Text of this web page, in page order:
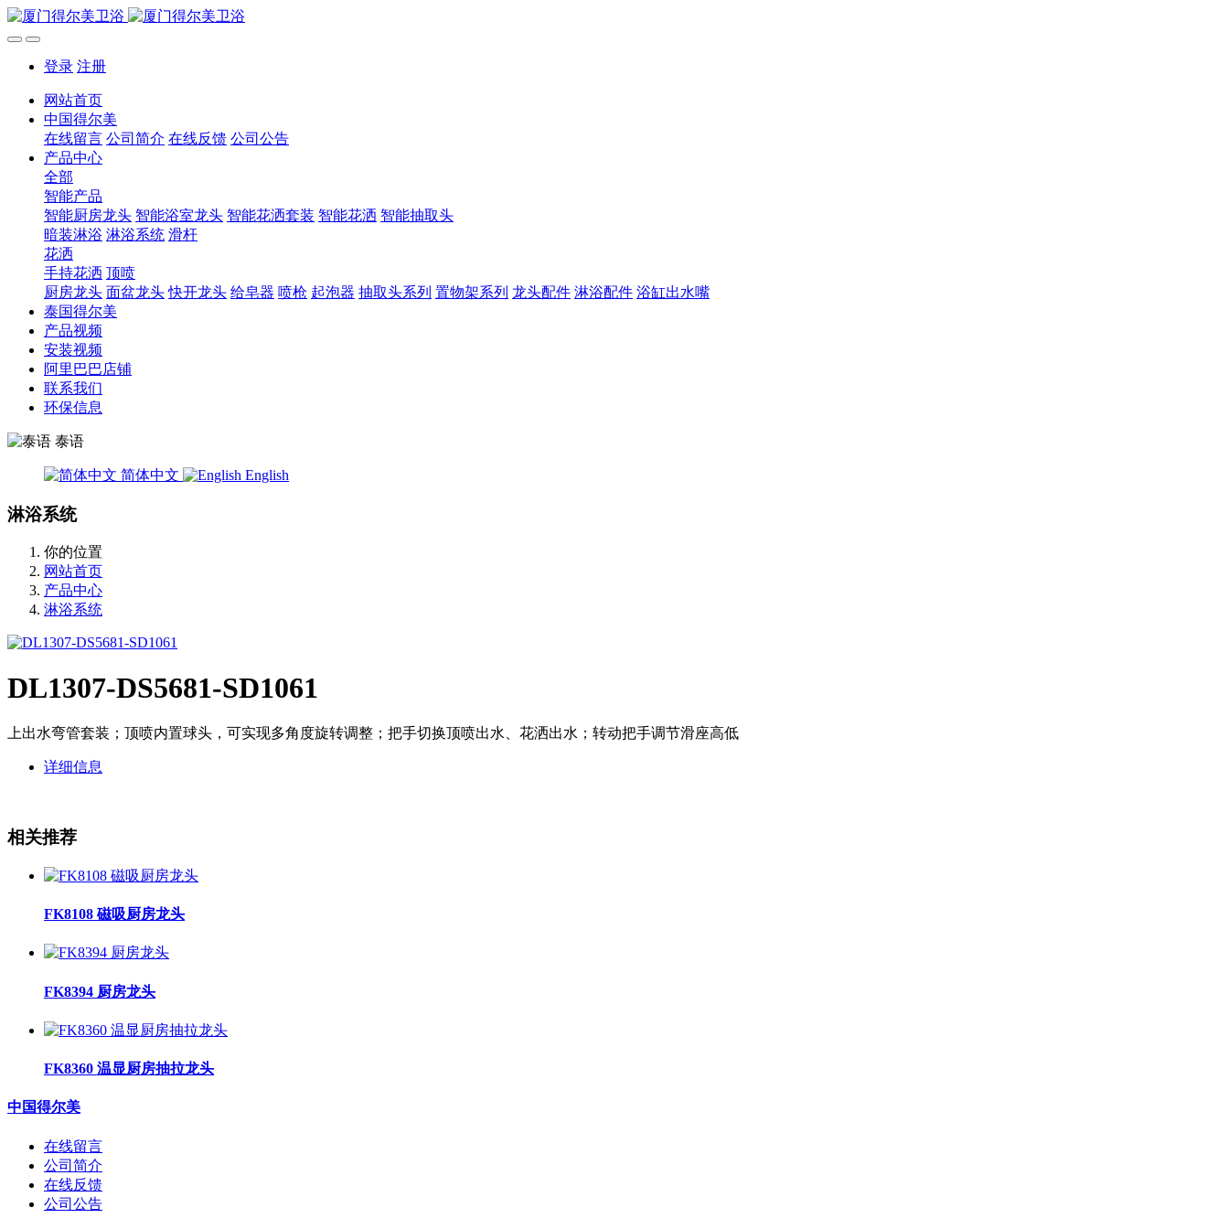
登录 注册
网站首页
中国得尔美
在线留言 公司简介 在线反馈 公司公告
产品中心
全部
智能产品
智能厨房龙头 智能浴室龙头 智能花洒套装 智能花洒 智能抽取头
暗装淋浴 淋浴系统 滑杆
花洒
手持花洒 顶喷
厨房龙头 面盆龙头 快开龙头 给皂器 喷枪 起泡器 抽取头系列 置物架系列 龙头配件 淋浴配件 浴缸出水嘴
泰国得尔美
产品视频
安装视频
阿里巴巴店铺
联系我们
环保信息
泰语
简体中文 English
淋浴系统
你的位置
网站首页
产品中心
淋浴系统
DL1307-DS5681-SD1061
上出水弯管套装；顶喷内置球头，可实现多角度旋转调整；把手切换顶喷出水、花洒出水；转动把手调节滑座高低
详细信息
相关推荐
FK8108 磁吸厨房龙头
FK8394 厨房龙头
FK8360 温显厨房抽拉龙头
中国得尔美
在线留言
公司简介
在线反馈
公司公告